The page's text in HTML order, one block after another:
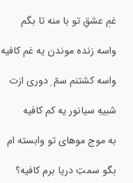
غمِ عشقِ تو با منه تا بگم
واسه زنده موندن یه غم کافیه
واسه کشتنم سمّ ِ دوری ازت
شبیهِ سیانور یه کم کافیه
به موج موهای تو وابسته ام
بگو سمتِ دریا برم کافیه؟